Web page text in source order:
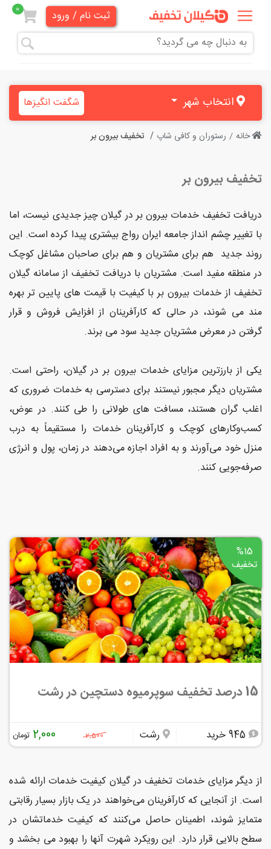
ثبت نام / ورود 0
همه
تخفیف
دندانپزشکی
هنری و
و
آرایشی
پزشکی
سلامت
ورزشی
تفریحی
رستوران
و کافی
شاپ
انتخاب شهر شگفت انگیزها
خانه رستوران و کافی شاپ تخفیف بیرون بر
تخفیف بیرون بر
دریافت تخفیف خدمات بیرون بر در گیلان چیز جدیدی نیست، اما
با تغییر چشم انداز جامعه ایران رواج بیشتری پیدا کرده است. این
روند جدید هم برای مشتریان و هم برای صاحبان مشاغل کوچک
در منطقه مفید است. مشتریان با دریافت تخفیف از سامانه گیلان
تخفیف از خدمات بیرون بر با کیفیت با قیمت های پایین تر بهره
مند می شوند، در حالی که کارآفرینان از افزایش فروش و قرار
گرفتن در معرض مشتریان جدید سود می برند.
یکی از بارزترین مزایای خدمات بیرون بر در گیلان، راحتی است.
مشتریان دیگر مجبور نیستند برای دسترسی به خدمات ضروری که
اغلب گران هستند، مسافت های طولانی را طی کنند. در عوض،
کسب‌وکارهای کوچک و کارآفرینان خدمات را مستقیماً به درب
منزل خود می‌آورند و به افراد اجازه می‌دهند در زمان، پول و انرژی
صرفه‌جویی کنند.
%15
تخفیف
15 درصد تخفیف سوپرمیوه دستچین در رشت
رشت 2,500
2,000 تومان
از دیگر مزایای خدمات تخفیف در گیلان کیفیت خدمات ارائه شده
است. از آنجایی که کارآفرینان می‌خواهند در یک بازار بسیار رقابتی
متمایز شوند، اطمینان حاصل می‌کنند که کیفیت خدماتشان در
سطح بالایی قرار دارد. این رویکرد شهرت آنها را بهبود می بخشد و